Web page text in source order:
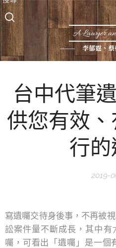
A Lawyer
李郁霆、蔡
台中代筆
供您有效
行
2019-
寫遺囑交待身後事，不再被
訟案件量不斷成長，其中有
囑，可看出「遺囑」是一個